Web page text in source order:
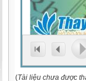
(Tài liệu chưa được